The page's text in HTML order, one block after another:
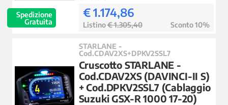
Spedizione
Gratuita
€ 1.174,86
Listino€ 1.305,40 Sconto 10%
STARLANE -
Cod.CDAV2XS+DPKV2SSL7
Cruscotto STARLANE -
Cod.CDAV2XS (DAVINCI-II S)
+ Cod.DPKV2SSL7 (Cablaggio
Suzuki GSX-R 1000 17-20)